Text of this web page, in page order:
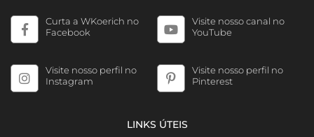
Curta a WKoerich no
Facebook
Visite nosso canal no
YouTube
Visite nosso perfil no
Instagram
Visite nosso perfil no
Pinterest
LINKS ÚTEIS